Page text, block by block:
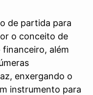
de partida para
o conceito de
além
enxergando o
instrumento para